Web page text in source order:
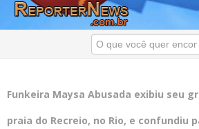
Funkeira Maysa Abusada exibiu seu
praia do Recreio, no Rio, e confundiu